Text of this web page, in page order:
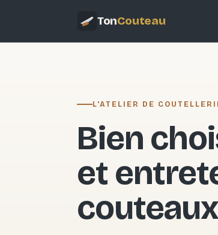
TonCouteau
L'ATELIER DE
Bien
et